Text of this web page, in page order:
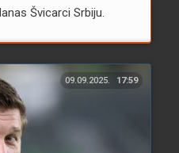
Švicarci Srbiju.
09.09.2025. 17:59